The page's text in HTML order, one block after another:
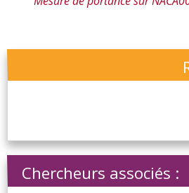
Chercheurs associés :